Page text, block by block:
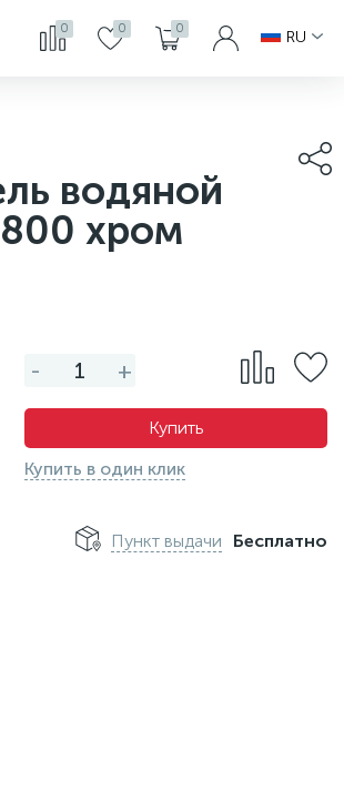
0 0 0 RU
водяной
хром
- +
Купить
Купить в один клик
Пункт выдачи Бесплатно